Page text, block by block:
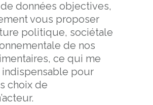
données objectives,
vous proposer
politique, sociétale
de nos
ce qui me
pour
choix de